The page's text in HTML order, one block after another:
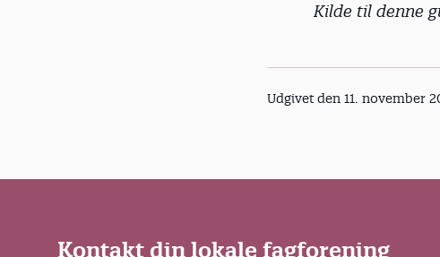
Kilde til denne
Udgivet den 11. november
Kontakt din lokale fagforening